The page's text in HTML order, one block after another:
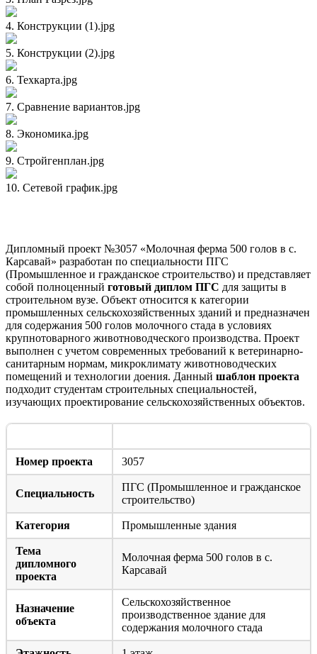
4. Конструкции (1).jpg
5. Конструкции (2).jpg
6. Техкарта.jpg
7. Сравнение вариантов.jpg
8. Экономика.jpg
9. Стройгенплан.jpg
10. Сетевой график.jpg
Дипломный проект №3057 «Молочная ферма 500 голов в с.
Карсавай» разработан по специальности ПГС
(Промышленное и гражданское строительство) и представляет
собой полноценный готовый диплом ПГС для защиты в
строительном вузе. Объект относится к категории
промышленных сельскохозяйственных зданий и предназначен
для содержания 500 голов молочного стада в условиях
крупнотоварного животноводческого производства. Проект
выполнен с учетом современных требований к ветеринарно-
санитарным нормам, микроклимату животноводческих
помещений и технологии доения. Данный шаблон проекта
подходит студентам строительных специальностей,
изучающих проектирование сельскохозяйственных объектов.
Номер проекта 3057
Специальность
ПГС (Промышленное и гражданское
строительство)
Категория Промышленные здания
Тема
дипломного
проекта
Молочная ферма 500 голов в с.
Карсавай
Назначение
объекта
Сельскохозяйственное
производственное здание для
содержания молочного стада